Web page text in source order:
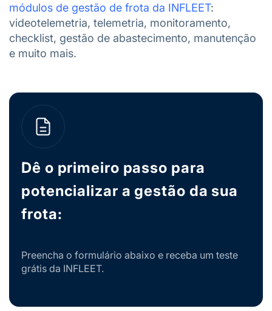
módulos de gestão de frota da INFLEET:
videotelemetria, telemetria, monitoramento,
checklist, gestão de abastecimento, manutenção
e muito mais.
Dê o primeiro passo para
potencializar a gestão da sua
frota:
Preencha o formulário abaixo e receba um teste
grátis da INFLEET.